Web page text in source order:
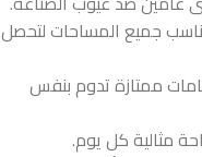
جميع المساحات لتحصل
ممتازة تدوم بنفس
مثالية كل يوم.